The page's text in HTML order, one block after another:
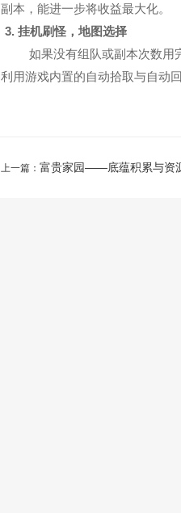
副本，能进一步将收益最大化。
3. 挂机刷怪，地图选择
如果没有组队或副本次数用完
利用游戏内置的自动拾取与自动
上一篇： 富贵家园——底蕴积累与资